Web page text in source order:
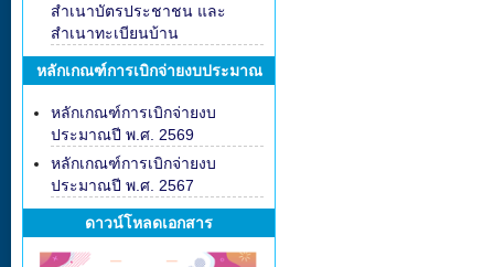
สำเนาบัตรประชาชน และ
สำเนาทะเบียนบ้าน
หลักเกณฑ์การเบิกจ่ายงบประมาณ
หลักเกณฑ์การเบิกจ่ายงบ
ประมาณปี พ.ศ. 2569
หลักเกณฑ์การเบิกจ่ายงบ
ประมาณปี พ.ศ. 2567
ดาวน์โหลดเอกสาร